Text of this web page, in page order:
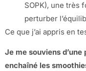
SOPK), une très
perturber
Ce que j’ai appris en
Je me souviens
enchaîné les